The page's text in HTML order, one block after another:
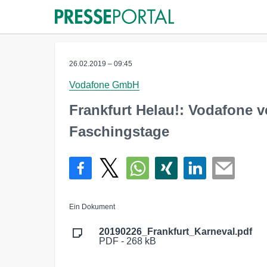
26.02.2019 – 09:45
Vodafone GmbH
Frankfurt Helau!: Vodafone
Faschingstage
Ein Dokument
20190226_Frankfurt_Karneval.pdf
PDF - 268 kB